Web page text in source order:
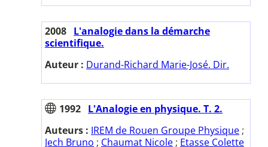
2008 L'analogie dans la démarche
scientifique.
Auteur : Durand-Richard Marie-José. Dir.
1992 L'Analogie en physique. T. 2.
Auteurs : IREM de Rouen Groupe Physique ;
Jech Bruno ; Chaumat Nicole ; Etasse Colette